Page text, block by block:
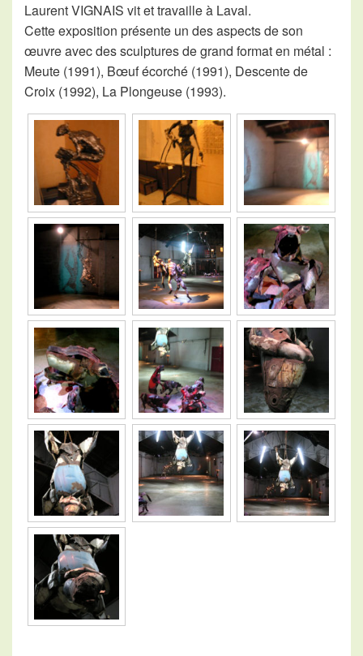
Laurent VIGNAIS vit et travaille à Laval.
Cette exposition présente un des aspects de son
œuvre avec des sculptures de grand format en métal :
Meute (1991), Bœuf écorché (1991), Descente de
Croix (1992), La Plongeuse (1993).